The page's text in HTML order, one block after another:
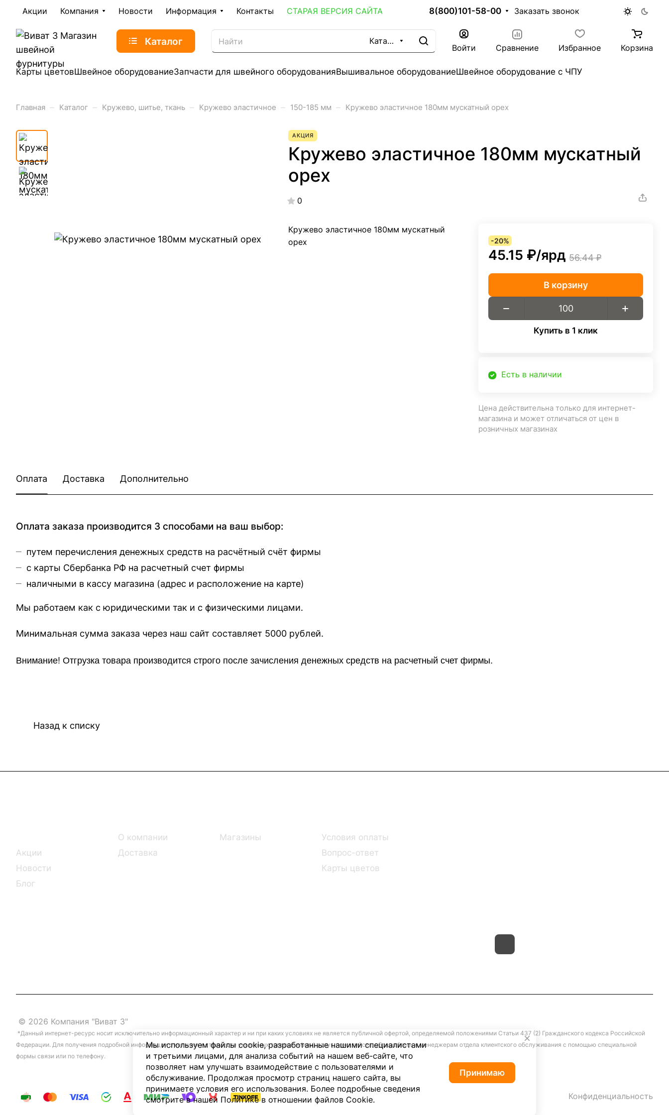
Акции Компания Новости Информация Контакты СТАРАЯ ВЕРСИЯ САЙТА 8(800)101-58-00 Заказать звонок
Каталог Каталог
Войти Сравнение Избранное Корзина
Карты цветовШвейное оборудованиеЗапчасти для швейного оборудованияВышивальное оборудованиеШвейное оборудование с ЧПУ
Главная – Каталог – Кружево, шитье, ткань – Кружево эластичное – 150-185 мм – Кружево эластичное 180мм мускатный орех
АКЦИЯ
Кружево эластичное 180мм мускатный
орех
0
Кружево эластичное 180мм мускатный
орех
-20%
45.15 ₽/ярд 56.44 ₽
В корзину
Купить в 1 клик
Есть в наличии
Цена действительна только для интернет-
магазина и может отличаться от цен в
розничных магазинах
Оплата Доставка Дополнительно
Оплата заказа производится 3 способами на ваш выбор:
путем перечисления денежных средств на расчётный счёт фирмы
с карты Сбербанка РФ на расчетный счет фирмы
наличными в кассу магазина (адрес и расположение на карте)
Мы работаем как с юридическими так и с физическими лицами.
Минимальная сумма заказа через наш сайт составляет 5000 рублей.
Внимание! Отгрузка товара производится строго после зачисления денежных средств на расчетный счет фирмы.
Назад к списку
Акции
Новости
Блог
О компании
Доставка
Магазины
Условия оплаты
Вопрос-ответ
Карты цветов
© 2026 Компания "Виват 3"
*Данный интернет-ресурс носит исключительно информационный характер и ни при каких условиях не является публичной офертой, определяемой положениями Статьи 437 (2) Гражданского кодекса Российской
Федерации. Для получения подробной информации о наличии и стоимости указанных товаров и (или) услуг, пожалуйста, обращайтесь к менеджерам отдела клиентского обслуживания с помощью специальной
формы связи или по телефону.
Конфиденциальность
Мы используем файлы cookie, разработанные нашими специалистами
и третьими лицами, для анализа событий на нашем веб-сайте, что
позволяет нам улучшать взаимодействие с пользователями и
обслуживание. Продолжая просмотр страниц нашего сайта, вы
принимаете условия его использования. Более подробные сведения
смотрите в нашей Политике в отношении файлов Cookie.
Принимаю